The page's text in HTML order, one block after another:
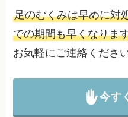
足のむくみは早めに対
での期間も早くなりま
お気軽にご連絡ください
今す